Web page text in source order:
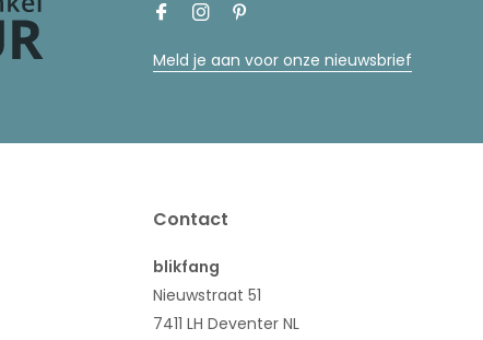
Meld je aan voor onze nieuwsbrief
Contact
blikfang
Nieuwstraat 51
7411 LH Deventer NL